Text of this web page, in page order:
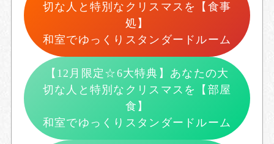
切な人と特別なクリスマスを【食事
処】
和室でゆっくりスタンダードルーム
【12月限定☆6大特典】あなたの大
切な人と特別なクリスマスを【部屋
食】
和室でゆっくりスタンダードルーム